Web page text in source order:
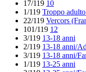
17/119 10
1/119 Troppo
22/119 Vercors
101/119 12
3/119 13-18 anni
2/119 13-18 anni/
3/119 13-18 anni/
1/119 13-25 anni